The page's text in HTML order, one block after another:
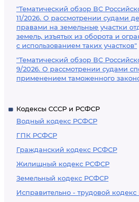
"Тематический обзор ВС
11/2026. О рассмотрении судами
правами на земельные участки
земель, изъятых из оборота и
с использованием таких участков"
"Тематический обзор ВС
9/2026. О рассмотрении судами
применением таможенного
Кодексы СССР и РСФСР
Водный кодекс РСФСР
ГПК РСФСР
Гражданский кодекс РСФСР
Жилищный кодекс РСФСР
Земельный кодекс РСФСР
Исправительно - трудовой